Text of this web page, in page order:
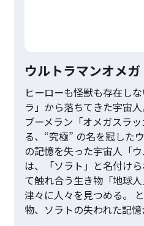
ウルトラマンオメガ
ヒーローも怪獣も存在し
ラ」から落ちてきた宇宙
ブーメラン「オメガスラ
る、“究極” の名を冠した
の記憶を失った宇宙人「ウ
は、「ソラト」と名付け
て触れ合う生き物「地球
津々に人々を見つめる。
物、ソラトの失われた記